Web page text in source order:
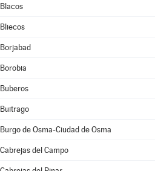
Blacos
Bliecos
Borjabad
Borobia
Buberos
Buitrago
Burgo de Osma-Ciudad de Osma
Cabrejas del Campo